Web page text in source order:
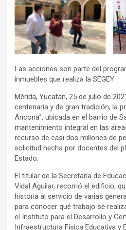
Las acciones son parte del
inmuebles que realiza la SEGEY.
Mérida, Yucatán, 25 de julio de
centenaria y de gran tradición, la
Ancona”, ubicada en el barrio de
mantenimiento integral en las
recurso de casi dos millones de
solicitud hecha por docentes del
Estado.
El titular de la Secretaría de
Vidal Aguilar, recorrió el edificio,
historia al servicio de varias
para conocer qué trabajo se
el Instituto para el Desarrollo y
Infraestructura Física Educativa y